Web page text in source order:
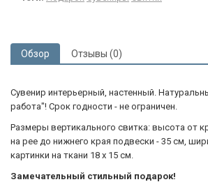
Обзор Отзывы (0)
Сувенир интерьерный, настенный.
работа"! Срок годности - не ограничен.
Размеры вертикального свитка: высота от
на рее до нижнего края подвески - 35 см,
картинки на ткани 18 х 15 см.
Замечательный стильный подарок!